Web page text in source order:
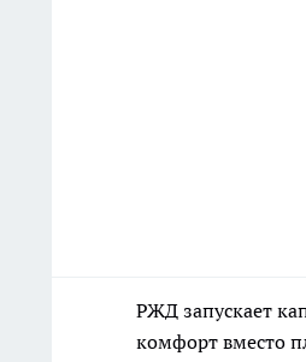
РЖД запускает
комфорт вместо